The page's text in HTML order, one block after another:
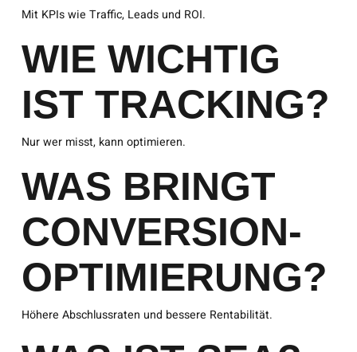
Mit KPIs wie Traffic, Leads und ROI.
WIE WICHTIG
IST TRACKING?
Nur wer misst, kann optimieren.
WAS BRINGT
CONVERSION-
OPTIMIERUNG?
Höhere Abschlussraten und bessere Rentabilität.